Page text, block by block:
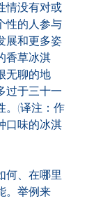
没有对或
性的人参与
展和更多姿
香草冰淇
无聊的地
过于三十一
。(译注：作
口味的冰淇
、在哪里
。举例来